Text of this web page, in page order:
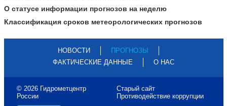
О статусе информации прогнозов на неделю
Классификация сроков метеорологических прогнозов
НОВОСТИ
ПРОГНОЗЫ
ФАКТИЧЕСКИЕ ДАННЫЕ
О НАС
© 2026 Гидрометцентр
России
Старый сайт
Противодействие коррупции